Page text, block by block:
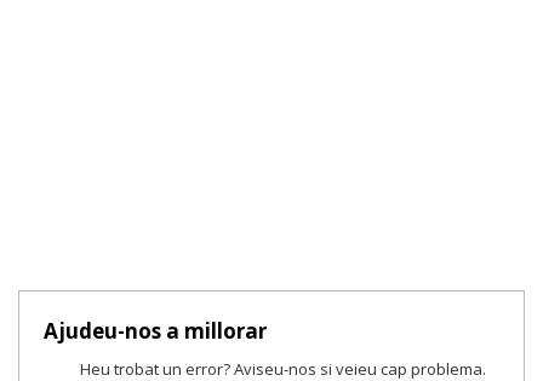
Ajudeu-nos a millorar
Heu trobat un error? Aviseu-nos si veieu cap problema.